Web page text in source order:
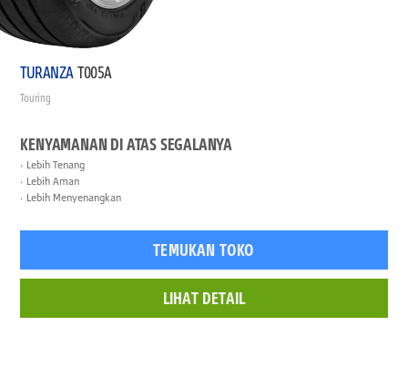
TURANZAT005A
Touring
KENYAMANAN DI ATAS SEGALANYA
Lebih Tenang
Lebih Aman
Lebih Menyenangkan
TEMUKAN TOKO
LIHAT DETAIL